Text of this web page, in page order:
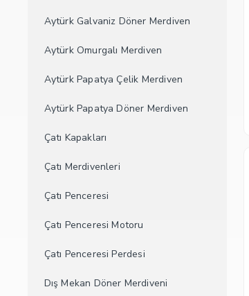
Aytürk Galvaniz Döner Merdiven
Aytürk Omurgalı Merdiven
Aytürk Papatya Çelik Merdiven
Aytürk Papatya Döner Merdiven
Çatı Kapakları
Çatı Merdivenleri
Çatı Penceresi
Çatı Penceresi Motoru
Çatı Penceresi Perdesi
Dış Mekan Döner Merdiveni